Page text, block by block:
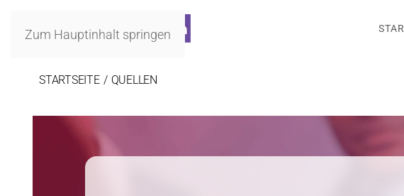
Zum Hauptinhalt springen
STARTSEITE QUELLEN